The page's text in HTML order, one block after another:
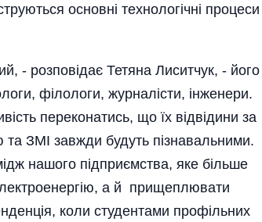
основні технологічні процеси
- розповідає Тетяна Лиситчук, - його
філологи, журналісти, інженери.
переконатись, що їх відвідини за
та ЗМІ завжди будуть пізнавальними.
нашого підприємства, яке більше
а й прищеплювати
коли студентами профільних